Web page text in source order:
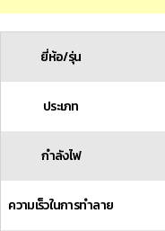
ยี่ห้อ/รุ่น
ประเภท
กำลังไฟ
ความเร็วในการทำลาย